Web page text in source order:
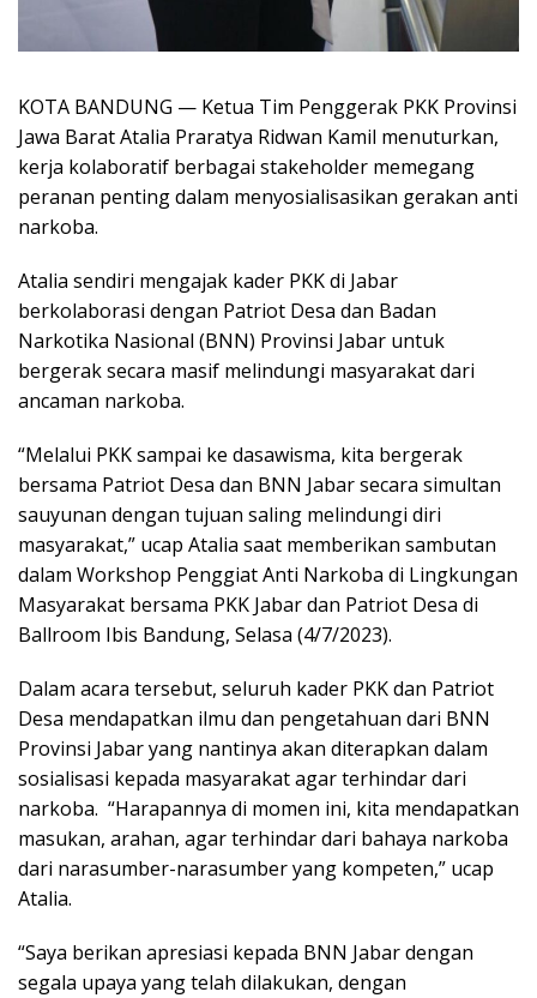
KOTA BANDUNG — Ketua Tim Penggerak PKK Provinsi
Jawa Barat Atalia Praratya Ridwan Kamil menuturkan,
kerja kolaboratif berbagai stakeholder memegang
peranan penting dalam menyosialisasikan gerakan anti
narkoba.
Atalia sendiri mengajak kader PKK di Jabar
berkolaborasi dengan Patriot Desa dan Badan
Narkotika Nasional (BNN) Provinsi Jabar untuk
bergerak secara masif melindungi masyarakat dari
ancaman narkoba.
“Melalui PKK sampai ke dasawisma, kita bergerak
bersama Patriot Desa dan BNN Jabar secara simultan
sauyunan dengan tujuan saling melindungi diri
masyarakat,” ucap Atalia saat memberikan sambutan
dalam Workshop Penggiat Anti Narkoba di Lingkungan
Masyarakat bersama PKK Jabar dan Patriot Desa di
Ballroom Ibis Bandung, Selasa (4/7/2023).
Dalam acara tersebut, seluruh kader PKK dan Patriot
Desa mendapatkan ilmu dan pengetahuan dari BNN
Provinsi Jabar yang nantinya akan diterapkan dalam
sosialisasi kepada masyarakat agar terhindar dari
narkoba. “Harapannya di momen ini, kita mendapatkan
masukan, arahan, agar terhindar dari bahaya narkoba
dari narasumber-narasumber yang kompeten,” ucap
Atalia.
“Saya berikan apresiasi kepada BNN Jabar dengan
segala upaya yang telah dilakukan, dengan